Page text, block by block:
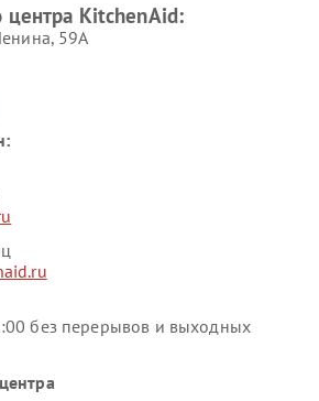
центра KitchenAid:
59А
без перерывов и выходных